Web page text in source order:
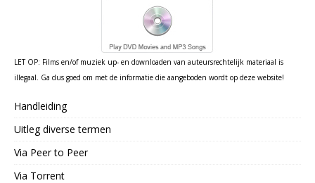
LET OP: Films en/of muziek up- en downloaden van auteursrechtelijk materiaal is
illegaal. Ga dus goed om met de informatie die aangeboden wordt op deze website!
Handleiding
Uitleg diverse termen
Via Peer to Peer
Via Torrent